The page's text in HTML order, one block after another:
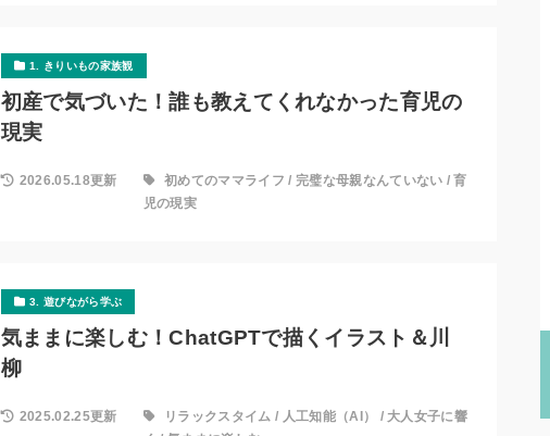
1. きりいもの家族観
初産で気づいた！誰も教えてくれなかった育児の
現実
2026.05.18更新 初めてのママライフ / 完璧な母親なんていない /育
児の現実
3. 遊びながら学ぶ
気ままに楽しむ！ChatGPTで描くイラスト＆川
柳
2025.02.25更新 リラックスタイム / 人工知能（AI） / 大人女子に響